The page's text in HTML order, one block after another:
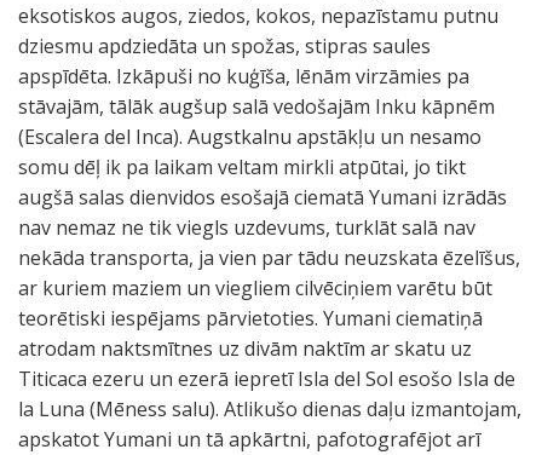
eksotiskos augos, ziedos, kokos, nepazīstamu putnu
dziesmu apdziedāta un spožas, stipras saules
apspīdēta. Izkāpuši no kuģīša, lēnām virzāmies pa
stāvajām, tālāk augšup salā vedošajām Inku kāpnēm
(Escalera del Inca). Augstkalnu apstākļu un nesamo
somu dēļ ik pa laikam veltam mirkli atpūtai, jo tikt
augšā salas dienvidos esošajā ciematā Yumani izrādās
nav nemaz ne tik viegls uzdevums, turklāt salā nav
nekāda transporta, ja vien par tādu neuzskata ēzelīšus,
ar kuriem maziem un viegliem cilvēciņiem varētu būt
teorētiski iespējams pārvietoties. Yumani ciematiņā
atrodam naktsmītnes uz divām naktīm ar skatu uz
Titicaca ezeru un ezerā iepretī Isla del Sol esošo Isla de
la Luna (Mēness salu). Atlikušo dienas daļu izmantojam,
apskatot Yumani un tā apkārtni, pafotografējot arī